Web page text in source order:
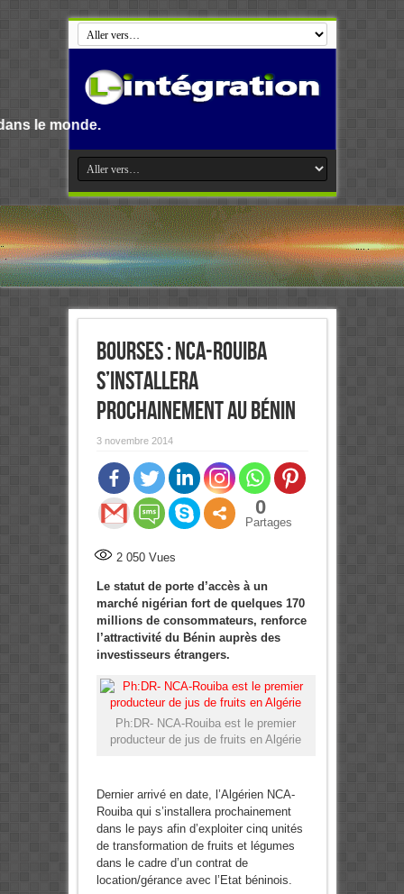
Bourses : NCA-Rouiba
s’installera
prochainement au Bénin
3 novembre 2014
0
Partages
2 050Vues
Le statut de porte d’accès à un
marché nigérian fort de quelques 170
millions de consommateurs, renforce
l’attractivité du Bénin auprès des
investisseurs étrangers.
Ph:DR- NCA-Rouiba est le premier
producteur de jus de fruits en Algérie
Dernier arrivé en date, l’Algérien NCA-
Rouiba qui s’installera prochainement
dans le pays afin d’exploiter cinq unités
de transformation de fruits et légumes
dans le cadre d’un contrat de
location/gérance avec l’Etat béninois.